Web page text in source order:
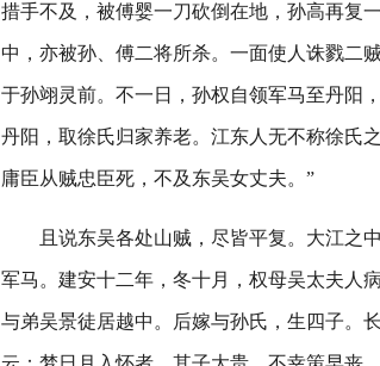
措手不及，被傅婴一刀砍倒在地，孙高再复
中，亦被孙、傅二将所杀。一面使人诛戮二
于孙翊灵前。不一日，孙权自领军马至丹阳
丹阳，取徐氏归家养老。江东人无不称徐氏
庸臣从贼忠臣死，不及东吴女丈夫。”
且说东吴各处山贼，尽皆平复。大江之
军马。建安十二年，冬十月，权母吴太夫人
与弟吴景徒居越中。后嫁与孙氏，生四子。